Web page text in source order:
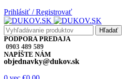
Prihlásiť / Registrovať
Hľadať
PODPORA PREDAJA
0903 489 589
NAPÍŠTE NÁM
objednavky@dukov.sk